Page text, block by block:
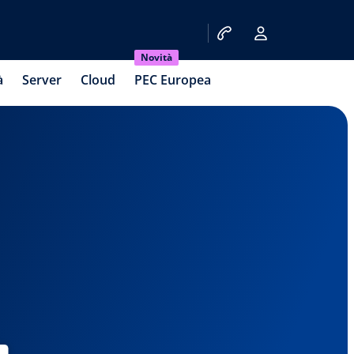
Server Cloud
Novità
PEC Europea